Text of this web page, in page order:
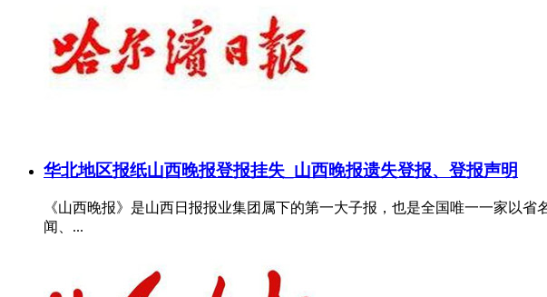
华北地区报纸山西晚报登报挂失_山西晚报遗失登报、登报声明
《山西晚报》是山西日报报业集团属下的第一大子报，也是全国唯一一家以
闻、...